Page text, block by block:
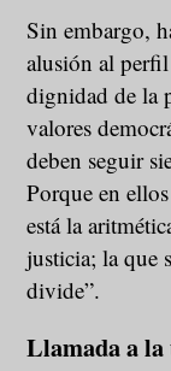
Sin embargo,
alusión al
dignidad de la
valores
deben seguir
Porque en
está la
justicia; la que
divide”.
Llamada a